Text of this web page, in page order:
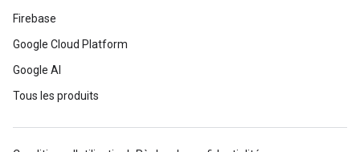
Firebase
Google Cloud Platform
Google AI
Tous les produits